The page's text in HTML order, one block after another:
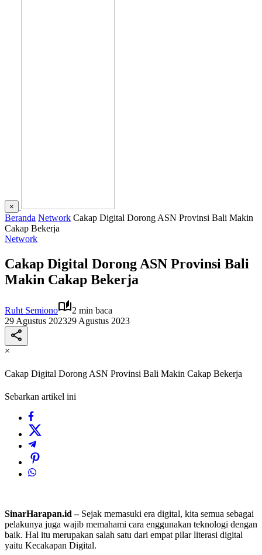
×
Beranda Network Cakap Digital Dorong ASN Provinsi Bali Makin
Cakap Bekerja
Network
Cakap Digital Dorong ASN Provinsi Bali
Makin Cakap Bekerja
Ruht Semiono
2 min baca
29 Agustus 202329 Agustus 2023
×
Cakap Digital Dorong ASN Provinsi Bali Makin Cakap Bekerja
Sebarkan artikel ini
SinarHarapan.id –Sejak memasuki era digital, kita semua sebagai
pelakunya juga wajib memahami cara enggunakan teknologi dengan
baik. Hal itu merupakan salah satu dari empat pilar literasi digital
yaitu Kecakapan Digital.